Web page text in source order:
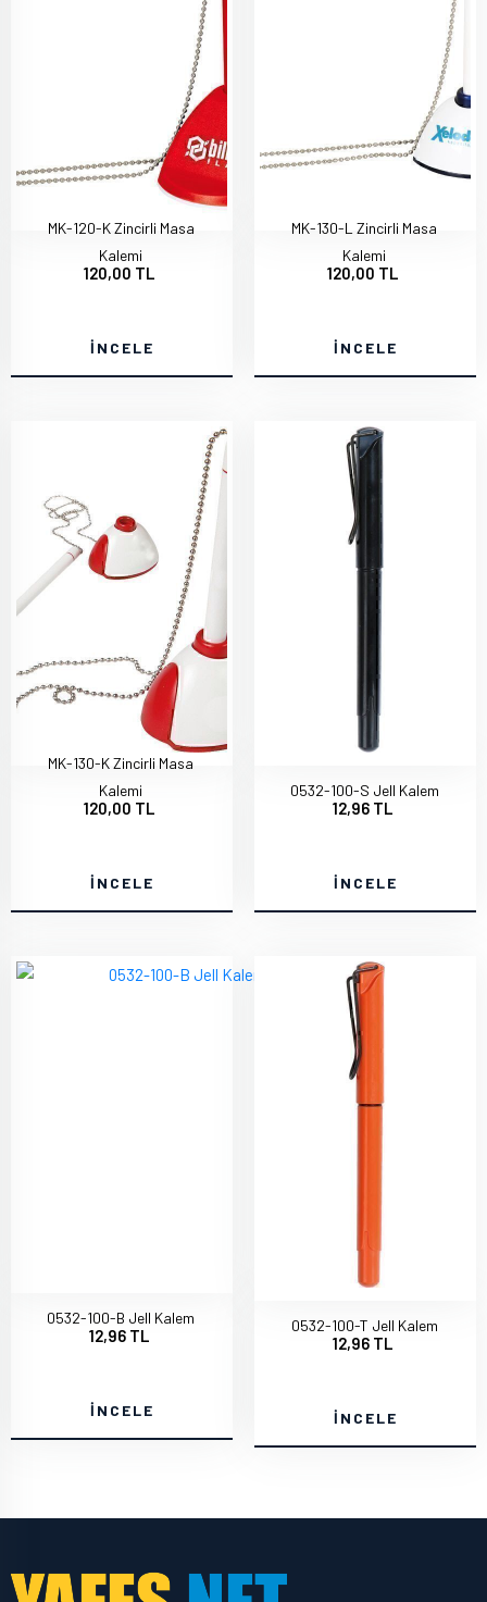
MK-120-K Zincirli Masa
Kalemi
120,00 TL
İNCELE
MK-130-L Zincirli Masa
Kalemi
120,00 TL
İNCELE
MK-130-K Zincirli Masa
Kalemi
120,00 TL
İNCELE
0532-100-S Jell Kalem
12,96 TL
İNCELE
0532-100-B Jell Kalem
12,96 TL
İNCELE
0532-100-T Jell Kalem
12,96 TL
İNCELE